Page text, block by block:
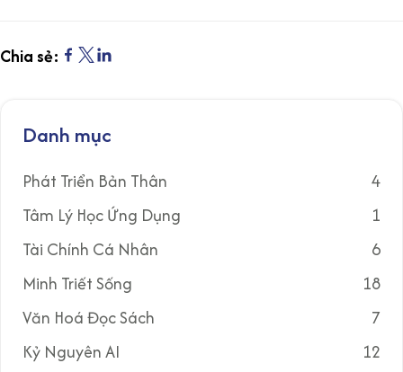
Chia sẻ:
Danh mục
Phát Triển Bản Thân
4
Tâm Lý Học Ứng Dụng
1
Tài Chính Cá Nhân
6
Minh Triết Sống
18
Văn Hoá Đọc Sách
7
Kỷ Nguyên AI
12